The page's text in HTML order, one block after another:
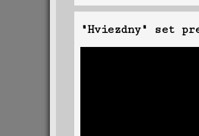
"Hviezdny" set